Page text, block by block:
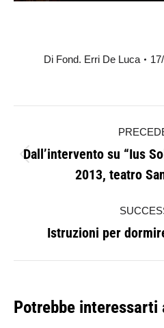
Di Fond. Erri De Luca
tra
Dall’intervento su “Ius
2013, teatro
Istruzioni per
Potrebbe interessarti